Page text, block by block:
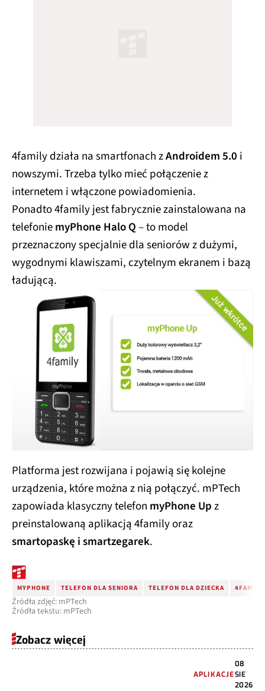
4family działa na smartfonach zAndroidem 5.0 i
nowszymi. Trzeba tylko mieć połączenie z
internetem i włączone powiadomienia.
Ponadto 4family jest fabrycznie zainstalowana na
telefoniemyPhone Halo Q– to model
przeznaczony specjalnie dla seniorów z dużymi,
wygodnymi klawiszami, czytelnym ekranem i bazą
ładującą.
Platforma jest rozwijana i pojawią się kolejne
urządzenia, które można z nią połączyć. mPTech
zapowiada klasyczny telefon myPhone Upz
preinstalowaną aplikacją 4family oraz
smartopaskę i smartzegarek.
MYPHONE TELEFON DLA SENIORA TELEFON DLA DZIECKA 4FAMILY
Źródła zdjęć: mPTech
Źródła tekstu: mPTech
Zobacz więcej
APLIKACJE
08
SIE
2026